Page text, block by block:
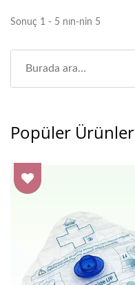
Sonuç 1 - 5 nın-nin 5
Popüler Ürünler